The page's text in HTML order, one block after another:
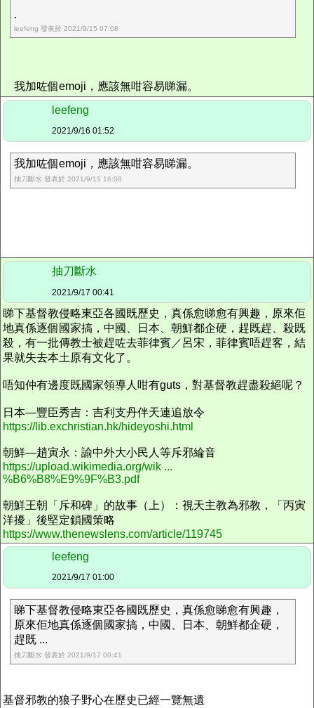
.
leefeng 發表於 2021/9/15 07:08
我加咗個emoji，應該無咁容易睇漏。
leefeng
2021/9/16 01:52
我加咗個emoji，應該無咁容易睇漏。
抽刀斷水 發表於 2021/9/15 16:08
抽刀斷水
2021/9/17 00:41
睇下基督教侵略東亞各國既歷史，真係愈睇愈有興趣，原來佢
地真係逐個國家搞，中國、日本、朝鮮都企硬，趕既趕、殺既
殺，有一批傳教士被趕咗去菲律賓／呂宋，菲律賓唔趕客，結
果就失去本土原有文化了。
唔知仲有邊度既國家領導人咁有guts，對基督教趕盡殺絕呢？
日本—豐臣秀吉：吉利支丹伴天連追放令
https://lib.exchristian.hk/hideyoshi.html
朝鮮—趙寅永：諭中外大小民人等斥邪綸音
https://upload.wikimedia.org/wik ...
%B6%B8%E9%9F%B3.pdf
朝鮮王朝「斥和碑」的故事（上）：視天主教為邪教，「丙寅
洋擾」後堅定鎖國策略
https://www.thenewslens.com/article/119745
leefeng
2021/9/17 01:00
睇下基督教侵略東亞各國既歷史，真係愈睇愈有興趣，
原來佢地真係逐個國家搞，中國、日本、朝鮮都企硬，
趕既 ...
抽刀斷水 發表於 2021/9/17 00:41
基督邪教的狼子野心在歷史已經一覽無遺